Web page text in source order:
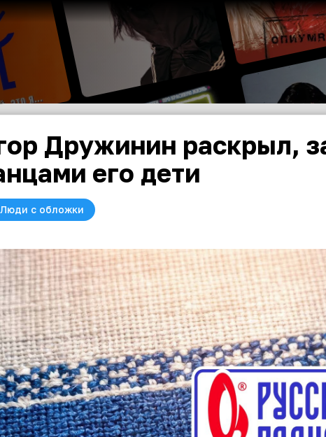
Дружинин раскрыл,
его дети
Люди с обложки